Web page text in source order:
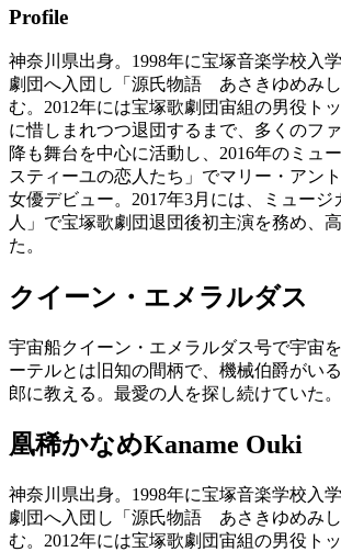
Profile
神奈川県出身。1998年に宝塚音楽学校入
劇団へ入団し「源氏物語 あさきゆめみ
む。2012年には宝塚歌劇団宙組の男役ト
に惜しまれつつ退団するまで、多くのフ
降も舞台を中心に活動し、2016年のミュ
スティーユの恋人たち」でマリー・アン
女優デビュー。2017年3月には、ミュージ
人」で宝塚歌劇団退団後初主演を務め、
た。
クイーン・エメラルダス
宇宙船クイーン・エメラルダス号で宇宙
ーテルとは旧知の間柄で、機械伯爵がい
郎に教える。最愛の人を探し続けていた。
凰稀かなめKaname Ouki
神奈川県出身。1998年に宝塚音楽学校入
劇団へ入団し「源氏物語 あさきゆめみ
む。2012年には宝塚歌劇団宙組の男役ト